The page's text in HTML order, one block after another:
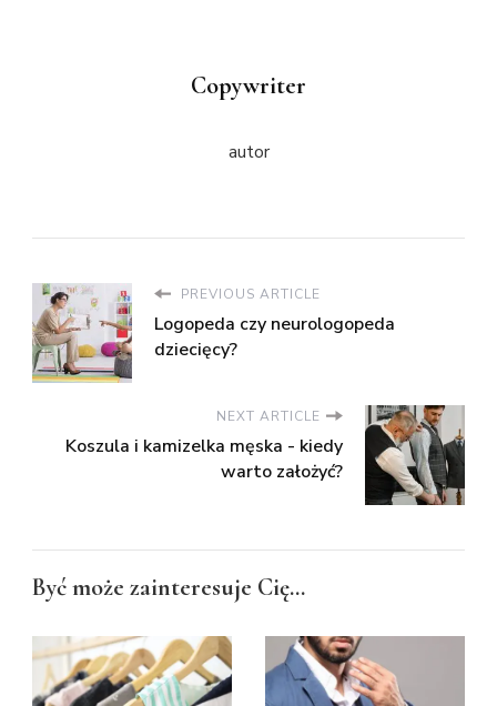
Copywriter
autor
PREVIOUS ARTICLE
Logopeda czy neurologopeda
dziecięcy?
NEXT ARTICLE
Koszula i kamizelka męska - kiedy
warto założyć?
Być może zainteresuje Cię...